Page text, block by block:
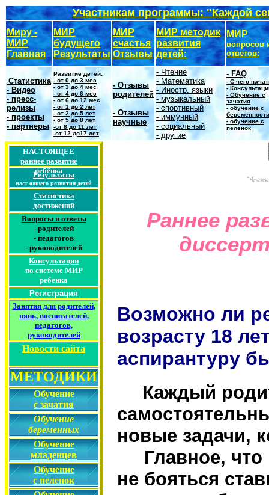
Участникам программы: "Каждой
Миру -
МИР
Главная
МИР
будущего
Результаты
МИР
счастья
Отзывы
МИР методик
развития
детей:
МИР
вопросов
ответов:
-Статистика
- Видео
- пресс-
релизы
- проекты
- партнеры
Развитие детей:
- от 0 до 3 мес
- от 3 до 4 мес
- от 4 до 6 мес
- от 6 до 12 мес
- от 1 до 2 лет
- от 2 до 5 лет
- от 5 до 8 лет
-от 8 до 11 лет
-от 12 до17 лет
- Отзывы
родителей
- Отзывы
научные
- Чтение
- Математика
- Иностр. языки
- музыкальный
- спортивный
- иммунный
- социальный
- другие
- FAQ
- С чего
-
- Обучение с
зачатия
- обучение с
беременности
- обучение с
пеленок
НАСТОЯЩЕЕ
раннее развитие
ребёнка
Результаты
наст оящего развития детей
Статистика
достижений
Вопросы и ответы
- родителей
- педагогов
- руководителей
Консультации
по системеМИР
ребенка
Регистрация
Занятия для родителей,
нянь, воспитателей,
педагогов,
руководителей
Новости сайта
МЕТОДИКИ
Обучение
с зачатия
Обучение
беременных
Обучение
младенцев
Обучение
с пеленок
Раннее
Возможно ли
возрасту 18
аспирантуру
Каждый
новые задачи,
Главное, что
не бояться